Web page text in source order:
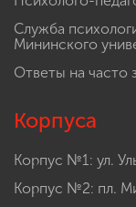
Служба
Мининского
Ответы на часто
Корпуса
Корпус №1: ул.
Корпус №2: пл.